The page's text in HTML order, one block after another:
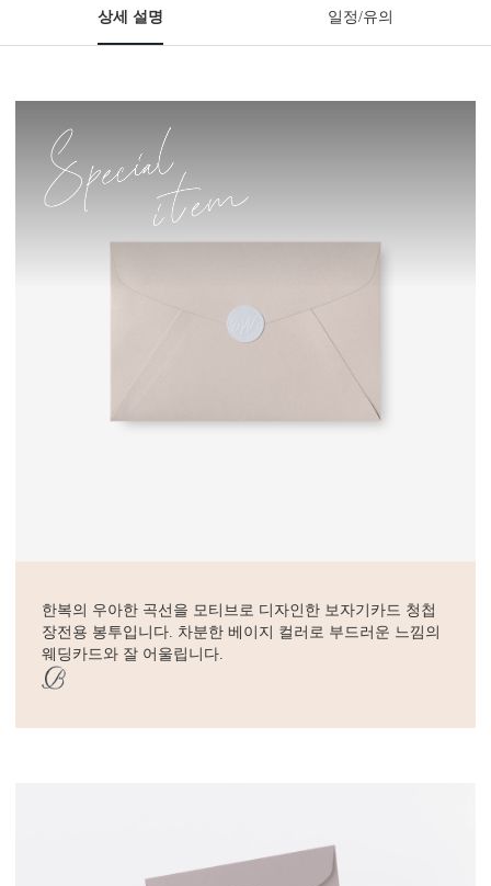
상세 설명 일정/유의
한복의 우아한 곡선을 모티브로 디자인한 보자기카드 청첩
장전용 봉투입니다. 차분한 베이지 컬러로 부드러운 느낌의
웨딩카드와 잘 어울립니다.